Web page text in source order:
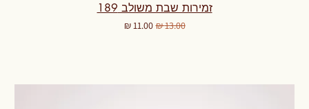
זמירות שבת משולב 189
מחיר רגיל‏13.00 ‏₪ מחיר מבצע‏11.00 ‏₪